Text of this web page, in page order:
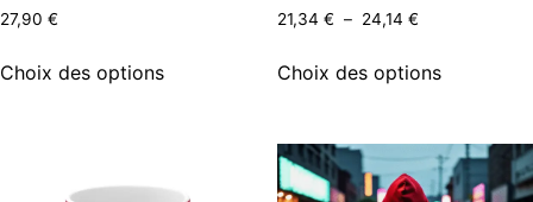
27,90 €
Choix des options
21,34 € – 24,14 €
Choix des options